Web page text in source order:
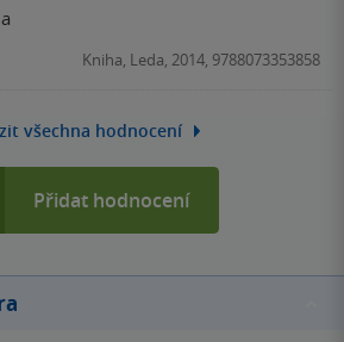
Kniha, Leda, 2014, 9788073353858
všechna hodnocení
Přidat hodnocení